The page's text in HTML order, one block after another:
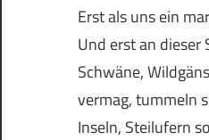
Erst als uns ein
Und erst an dieser
Schwäne,
vermag, tummeln
Inseln, Steilufern